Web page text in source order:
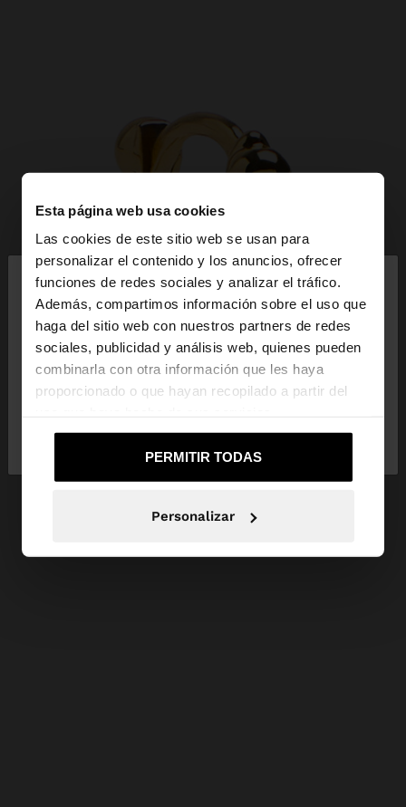
Esta página web usa cookies
Las cookies de este sitio web se usan para
personalizar el contenido y los anuncios, ofrecer
funciones de redes sociales y analizar el tráfico.
Además, compartimos información sobre el uso que
haga del sitio web con nuestros partners de redes
sociales, publicidad y análisis web, quienes pueden
combinarla con otra información que les haya
proporcionado o que hayan recopilado a partir del
PERMITIR TODAS
Personalizar
hola
Estás accediendo a la web de España. ¿Quieres ir a
la web de United States?